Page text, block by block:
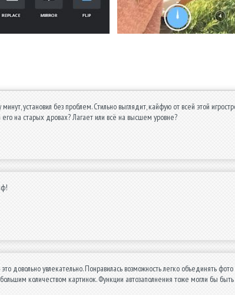
установил без проблем. Стильно выглядит, кайфую от всей этой
его на старых дровах? Лагает или всё на высшем уровне?
довольно увлекательно. Понравилась возможность легко объединять
количеством картинок. Функции автозаполнения тоже могли бы